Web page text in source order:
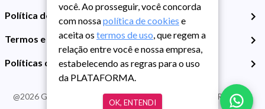
Política de Privacidade
Termos e Condições de Uso
Políticas de Cookies
@2026Guarida Imóvel. Todos os direitos reservados. CRECI RS -
você. Ao prosseguir, você concorda
com nossapolítica de cookies e
aceita os termos de uso, que regem a
relação entre você e nossa empresa,
estabelecendo as regras para o uso
da PLATAFORMA.
OK, ENTENDI